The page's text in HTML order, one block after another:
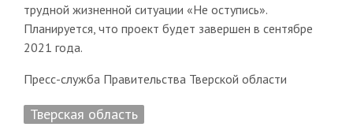
трудной жизненной ситуации «Не оступись».
Планируется, что проект будет завершен в сентябре
2021 года.
Пресс-служба Правительства Тверской области
Тверская область